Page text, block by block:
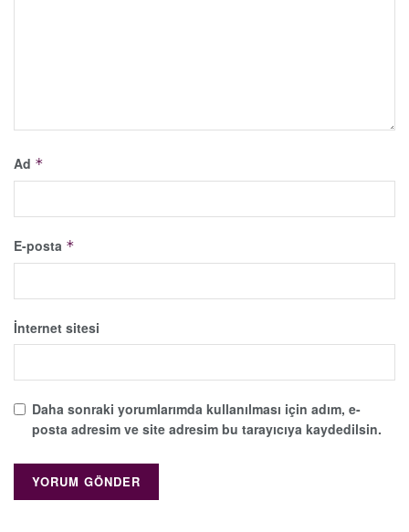
Ad *
E-posta *
İnternet sitesi
Daha sonraki yorumlarımda kullanılması için adım, e-
posta adresim ve site adresim bu tarayıcıya kaydedilsin.